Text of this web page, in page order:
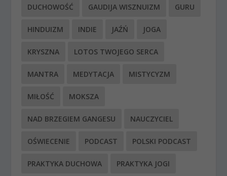
DUCHOWOŚĆ GAUDIJA WISZNUIZM GURU
HINDUIZM INDIE JAŹŃ JOGA
KRYSZNA LOTOS TWOJEGO SERCA
MANTRA MEDYTACJA MISTYCYZM
MIŁOŚĆ MOKSZA
NAD BRZEGIEM GANGESU NAUCZYCIEL
OŚWIECENIE PODCAST POLSKI PODCAST
PRAKTYKA DUCHOWA PRAKTYKA JOGI